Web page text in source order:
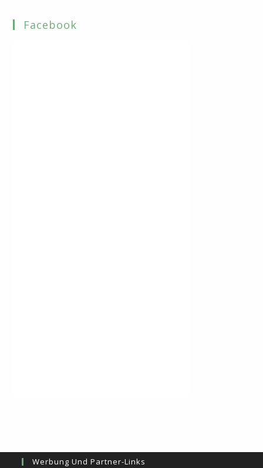
Facebook
Werbung Und Partner-Links